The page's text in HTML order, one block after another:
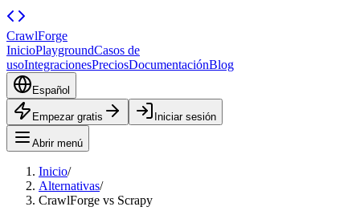
CrawlForge
InicioPlaygroundCasos de
usoIntegracionesPreciosDocumentaciónBlog
Español
Empezar gratis Iniciar sesión
Abrir menú
Inicio/
Alternativas/
CrawlForge vs Scrapy